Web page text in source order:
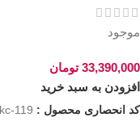
موجود
33,390,000 تومان
افزودن به سبد خرید
کد انحصاری محصول : kc-119